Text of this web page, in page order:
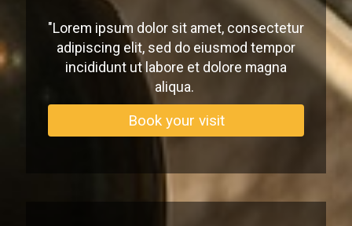
"Lorem ipsum dolor sit amet, consectetur
adipiscing elit, sed do eiusmod tempor
incididunt ut labore et dolore magna
aliqua.
Book your visit